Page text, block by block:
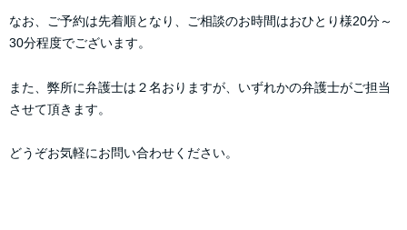
なお、ご予約は先着順となり、ご相談のお時間はおひとり様20分～
30分程度でございます。
また、弊所に弁護士は２名おりますが、いずれかの弁護士がご担当
させて頂きます。
どうぞお気軽にお問い合わせください。